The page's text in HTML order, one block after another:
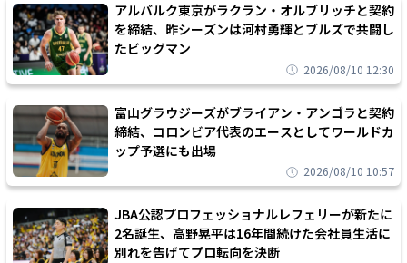
アルバルク東京がラクラン・オルブリッチと契約
を締結、昨シーズンは河村勇輝とブルズで共闘し
たビッグマン
2026/08/10 12:30
富山グラウジーズがブライアン・アンゴラと契約
締結、コロンビア代表のエースとしてワールドカ
ップ予選にも出場
2026/08/10 10:57
JBA公認プロフェッショナルレフェリーが新たに
2名誕生、高野晃平は16年間続けた会社員生活に
別れを告げてプロ転向を決断